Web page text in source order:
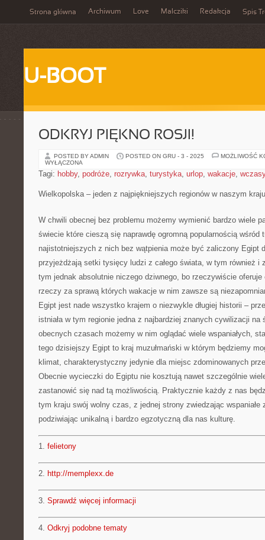
Strona główna Archiwum Love Malcziki Redakcja Spis
U-BOOT
ODKRYJ PIĘKNO ROSJI!
POSTED BY ADMIN POSTED ON GRU - 3 - 2025
MOŻLIWOŚĆ
WYŁĄCZONA
Tagi: hobby, podróże, rozrywka, turystyka, urlop, wakacje,
Wielkopolska – jeden z najpiękniejszych regionów w naszym kraju
W chwili obecnej bez problemu możemy wymienić bardzo wiele
świecie które cieszą się naprawdę ogromną popularnością wśród
najistotniejszych z nich bez wątpienia może być zaliczony Egipt
przyjeżdżają setki tysięcy ludzi z całego świata, w tym również i
tym jednak absolutnie niczego dziwnego, bo rzeczywiście
rzeczy za sprawą których wakacje w nim zawsze są
Egipt jest nade wszystko krajem o niezwykle długiej historii –
istniała w tym regionie jedna z najbardziej znanych cywilizacji na
obecnych czasach możemy w nim oglądać wiele wspaniałych,
tego dzisiejszy Egipt to kraj muzułmański w którym będziemy
klimat, charakterystyczny jedynie dla miejsc zdominowanych
Obecnie wycieczki do Egiptu nie kosztują nawet szczególnie
zastanowić się nad tą możliwością. Praktycznie każdy z nas
tym kraju swój wolny czas, z jednej strony zwiedzając wspaniałe
podziwiając unikalną i bardzo egzotyczną dla nas kulturę.
1. felietony
2. http://memplexx.de
3. Sprawdź więcej informacji
4. Odkryj podobne tematy